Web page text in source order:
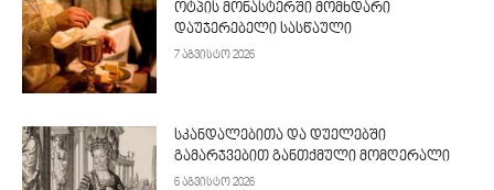
ოტპის მონასტერში მომხდარი
დაუჯერებელი სასწაული
7 აგვისტო 2026
სკანდალებითა და დუელებში
გამარჯვებით განთქმული მომღერალი
6 აგვისტო 2026